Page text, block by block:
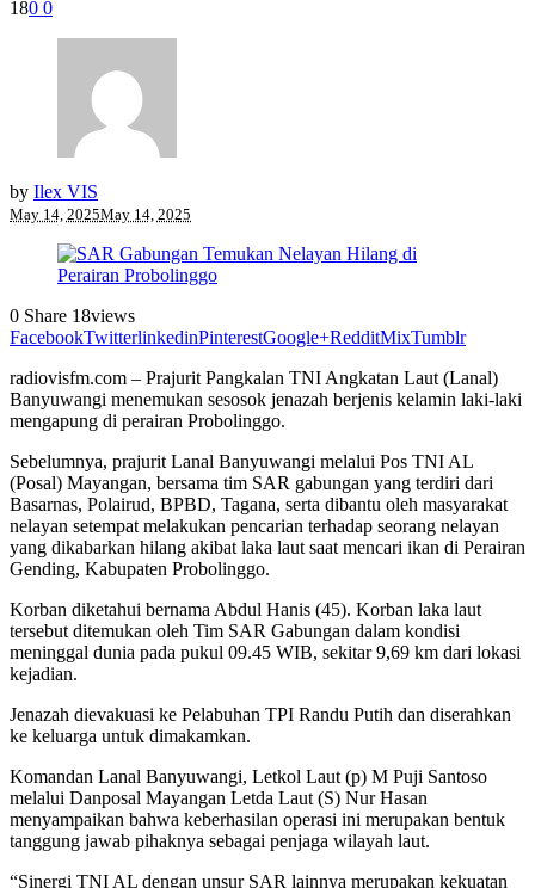
180 0
by Ilex VIS
May 14, 2025May 14, 2025
0 Share 18views
FacebookTwitterlinkedinPinterestGoogle+RedditMixTumblr
radiovisfm.com – Prajurit Pangkalan TNI Angkatan Laut (Lanal)
Banyuwangi menemukan sesosok jenazah berjenis kelamin laki-laki
mengapung di perairan Probolinggo.
Sebelumnya, prajurit Lanal Banyuwangi melalui Pos TNI AL
(Posal) Mayangan, bersama tim SAR gabungan yang terdiri dari
Basarnas, Polairud, BPBD, Tagana, serta dibantu oleh masyarakat
nelayan setempat melakukan pencarian terhadap seorang nelayan
yang dikabarkan hilang akibat laka laut saat mencari ikan di Perairan
Gending, Kabupaten Probolinggo.
Korban diketahui bernama Abdul Hanis (45). Korban laka laut
tersebut ditemukan oleh Tim SAR Gabungan dalam kondisi
meninggal dunia pada pukul 09.45 WIB, sekitar 9,69 km dari lokasi
kejadian.
Jenazah dievakuasi ke Pelabuhan TPI Randu Putih dan diserahkan
ke keluarga untuk dimakamkan.
Komandan Lanal Banyuwangi, Letkol Laut (p) M Puji Santoso
melalui Danposal Mayangan Letda Laut (S) Nur Hasan
menyampaikan bahwa keberhasilan operasi ini merupakan bentuk
tanggung jawab pihaknya sebagai penjaga wilayah laut.
“Sinergi TNI AL dengan unsur SAR lainnya merupakan kekuatan